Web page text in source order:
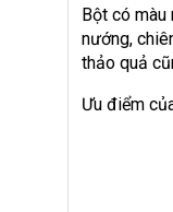
Bột có
nướng,
thảo quả
Ưu điểm